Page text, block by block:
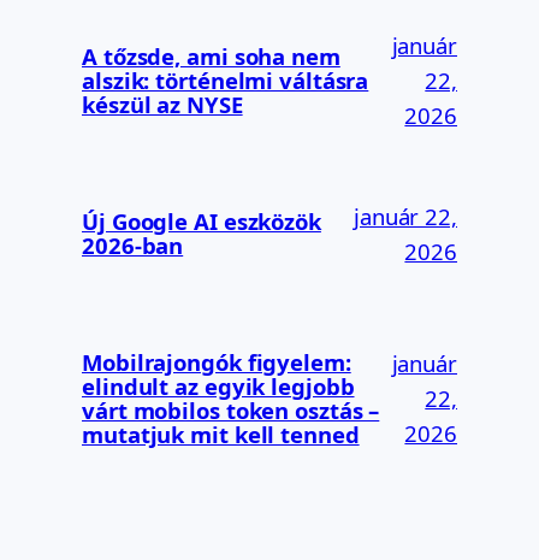
A tőzsde, ami soha nem
alszik: történelmi váltásra
készül az NYSE
január
22,
2026
Új Google AI eszközök
2026-ban
január 22,
2026
Mobilrajongók figyelem:
elindult az egyik legjobb
várt mobilos token osztás –
mutatjuk mit kell tenned
január
22,
2026